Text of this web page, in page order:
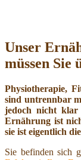
Unser
müssen Sie
Physiotherapie,
sind untrennbar
jedoch nicht klar
Ernährung ist
sie ist eigentlich
Sie befinden sich